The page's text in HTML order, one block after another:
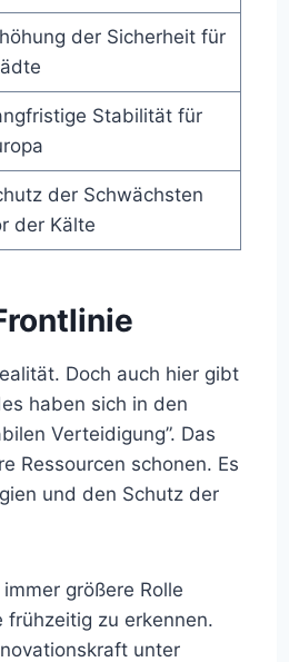
der Sicherheit für
Stabilität für
der Schwächsten
der Kälte
Doch auch hier gibt
haben sich in den
Verteidigung”. Das
Ressourcen schonen. Es
und den Schutz der
größere Rolle
zu erkennen.
unter